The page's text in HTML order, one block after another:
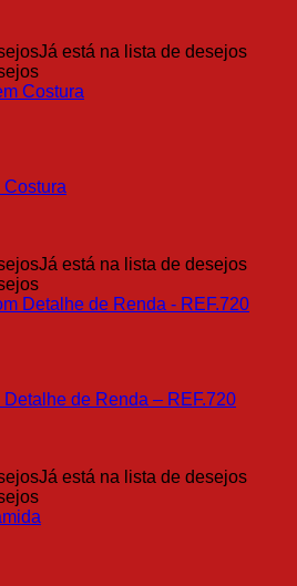
Já está na lista de desejos
Já está na lista de desejos
de Renda – REF.720
Já está na lista de desejos